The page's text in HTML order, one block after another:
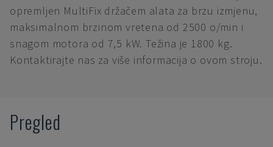
opremljen MultiFix držačem alata za brzu izmjenu,
maksimalnom brzinom vretena od 2500 o/min i
snagom motora od 7,5 kW. Težina je 1800 kg.
Kontaktirajte nas za više informacija o ovom stroju.
Pregled